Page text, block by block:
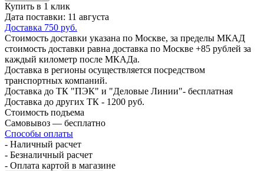
Купить в 1 клик
Дата поставки: 11 августа
Доставка 750 руб.
Стоимость доставки указана по Москве, за пределы МКАД
стоимость доставки равна доставка по Москве +85 рублей за
каждый километр после МКАДа.
Доставка в регионы осуществляется посредством
транспортных компаний.
Доставка до ТК "ПЭК" и "Деловые Линии"- бесплатная
Доставка до других ТК - 1200 руб.
Стоимость подъема
Самовывоз — бесплатно
Способы оплаты
- Наличный расчет
- Безналичный расчет
- Оплата картой в магазине